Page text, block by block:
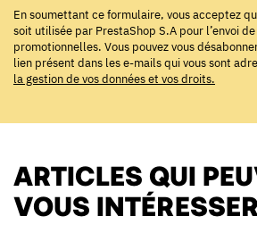
En soumettant ce formulaire, vous acceptez
soit utilisée par PrestaShop S.A pour l’envoi
promotionnelles. Vous pouvez vous
lien présent dans les e-mails qui vous sont
la gestion de vos données et vos droits.
ARTICLES QUI
VOUS INTÉRESSER